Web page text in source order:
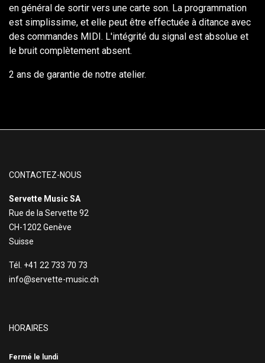
en général de sortir vers une carte son. La programmation
est simplissime, et elle peut être effectuée à ditance avec
des commandes MIDI. L'intégrité du signal est absolue et
le bruit complètement absent.
2 ans de garantie de notre atelier.
CONTACTEZ-NOUS
Servette Music SA
Rue de la Servette 92
CH-1202 Genève
Suisse
Tél. +41 22 733 70 73
info@servette-music.ch
HORAIRES
Fermé le lundi